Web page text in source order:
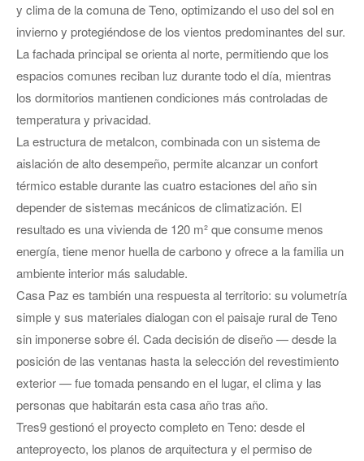
y clima de la comuna de Teno, optimizando el uso del sol en
invierno y protegiéndose de los vientos predominantes del sur.
La fachada principal se orienta al norte, permitiendo que los
espacios comunes reciban luz durante todo el día, mientras
los dormitorios mantienen condiciones más controladas de
temperatura y privacidad.
La estructura de metalcon, combinada con un sistema de
aislación de alto desempeño, permite alcanzar un confort
térmico estable durante las cuatro estaciones del año sin
depender de sistemas mecánicos de climatización. El
resultado es una vivienda de 120 m² que consume menos
energía, tiene menor huella de carbono y ofrece a la familia un
ambiente interior más saludable.
Casa Paz es también una respuesta al territorio: su volumetría
simple y sus materiales dialogan con el paisaje rural de Teno
sin imponerse sobre él. Cada decisión de diseño — desde la
posición de las ventanas hasta la selección del revestimiento
exterior — fue tomada pensando en el lugar, el clima y las
personas que habitarán esta casa año tras año.
Tres9 gestionó el proyecto completo en Teno: desde el
anteproyecto, los planos de arquitectura y el permiso de